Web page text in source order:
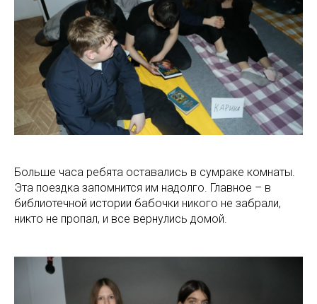
Больше часа ребята оставались в сумраке комнаты.
Эта поездка запомнится им надолго. Главное – в
библиотечной истории бабочки никого не забрали,
никто не пропал, и все вернулись домой.